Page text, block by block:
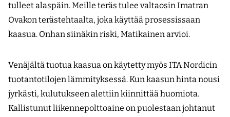
tulleet alaspäin. Meille teräs tulee valtaosin Imatran
Ovakon terästehtaalta, joka käyttää prosessissaan
kaasua. Onhan siinäkin riski, Matikainen arvioi.
Venäjältä tuotua kaasua on käytetty myös ITA Nordicin
tuotantotilojen lämmityksessä. Kun kaasun hinta nousi
jyrkästi, kulutukseen alettiin kiinnittää huomiota.
Kallistunut liikennepolttoaine on puolestaan johtanut